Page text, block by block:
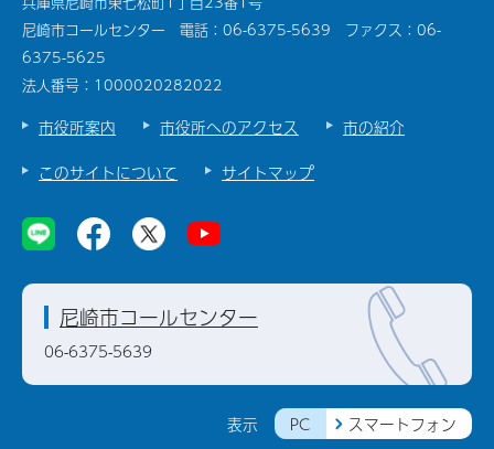
尼崎市コールセンター 電話：06-6375-5639 ファクス：06-
6375-5625
法人番号：1000020282022
市役所案内 市役所へのアクセス
市の紹介
このサイトについて
サイトマップ
表示 PC スマートフォン
尼崎市コールセンター
06-6375-5639